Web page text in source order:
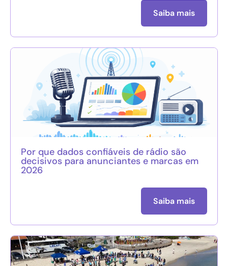
Saiba mais
Por que dados confiáveis de rádio são
decisivos para anunciantes e marcas em
2026
Saiba mais